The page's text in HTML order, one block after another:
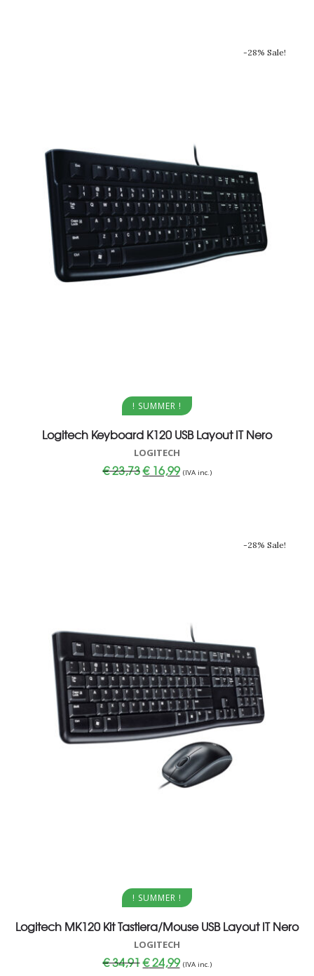
-28% Sale!
Aggiungi al carrello
! SUMMER !
Logitech Keyboard K120 USB Layout IT Nero
LOGITECH
€23,73Il
prezzo
€16,99Il
prezzo
(IVA inc.)
-28% Sale!
Aggiungi al carrello
! SUMMER !
Logitech MK120 Kit Tastiera/Mouse USB Layout IT Nero
LOGITECH
€34,91Il
prezzo
€24,99Il
prezzo
(IVA inc.)